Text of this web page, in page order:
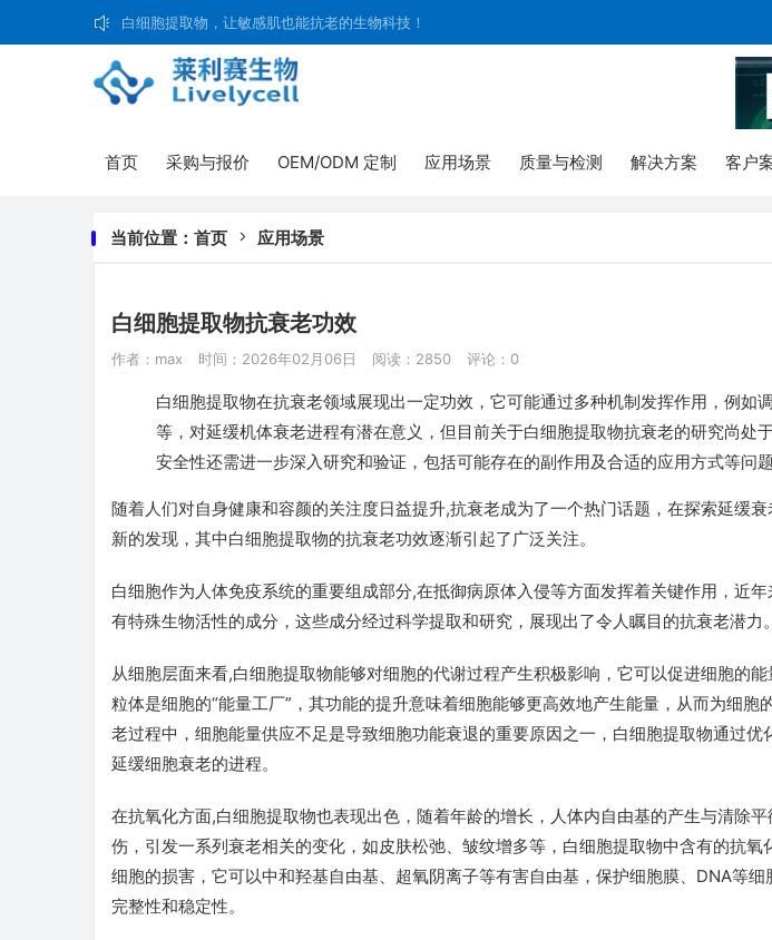
白细胞提取物，让敏感肌也能抗老的生物科技！
首页 采购与报价 OEM/ODM 定制 应用场景 质量与检测 解决方案 客户
当前位置： 首页 应用场景
白细胞提取物抗衰老功效
作者：max 时间：2026年02月06日 阅读：2850 评论：0
白细胞提取物在抗衰老领域展现出一定功效，它可能通过多种机制发挥作用，例如
等，对延缓机体衰老进程有潜在意义，但目前关于白细胞提取物抗衰老的研究尚处
安全性还需进一步深入研究和验证，包括可能存在的副作用及合适的应用方式等问题
随着人们对自身健康和容颜的关注度日益提升,抗衰老成为了一个热门话题，在探索延缓
新的发现，其中白细胞提取物的抗衰老功效逐渐引起了广泛关注。
白细胞作为人体免疫系统的重要组成部分,在抵御病原体入侵等方面发挥着关键作用，近
有特殊生物活性的成分，这些成分经过科学提取和研究，展现出了令人瞩目的抗衰老潜力。
从细胞层面来看,白细胞提取物能够对细胞的代谢过程产生积极影响，它可以促进细胞的
粒体是细胞的“能量工厂”，其功能的提升意味着细胞能够更高效地产生能量，从而为细胞
老过程中，细胞能量供应不足是导致细胞功能衰退的重要原因之一，白细胞提取物通过优
延缓细胞衰老的进程。
在抗氧化方面,白细胞提取物也表现出色，随着年龄的增长，人体内自由基的产生与清除
伤，引发一系列衰老相关的变化，如皮肤松弛、皱纹增多等，白细胞提取物中含有的抗
细胞的损害，它可以中和羟基自由基、超氧阴离子等有害自由基，保护细胞膜、DNA等
完整性和稳定性。